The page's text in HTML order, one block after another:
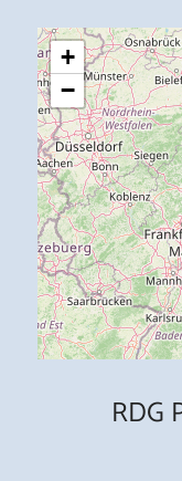
+
−
RDG